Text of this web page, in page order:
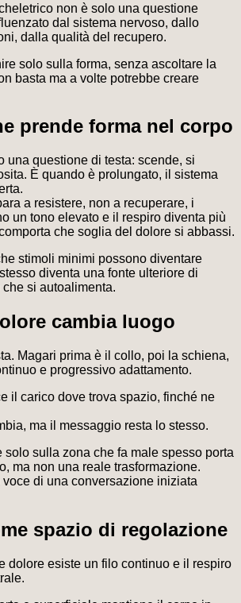
non è solo una questione
dal sistema nervoso, dallo
dalla qualità del recupero.
solo sulla forma, senza ascoltare la
basta ma a volte potrebbe creare
prende forma nel corpo
una questione di testa: scende, si
È quando è prolungato, il sistema
a resistere, non a recuperare, i
un tono elevato e il respiro diventa più
che soglia del dolore si abbassi.
stimoli minimi possono diventare
diventa una fonte ulteriore di
si autoalimenta.
cambia luogo
Magari prima è il collo, poi la schiena,
e progressivo adattamento.
il carico dove trova spazio, finché ne
ma il messaggio resta lo stesso.
solo sulla zona che fa male spesso porta
ma non una reale trasformazione.
voce di una conversazione iniziata
spazio di regolazione
dolore esiste un filo continuo e il respiro